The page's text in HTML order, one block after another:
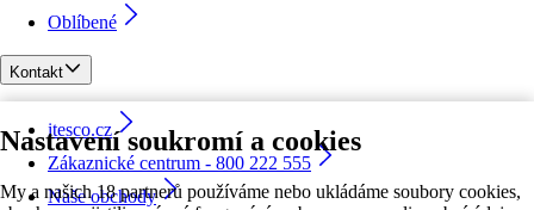
Nastavení soukromí a cookies
My a našich 18 partnerů používáme nebo ukládáme soubory cookies,
Oblíbené
Kontakt
itesco.cz
Zákaznické centrum - 800 222 555
Naše obchody